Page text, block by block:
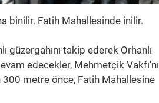
binilir. Fatih Mahallesinde inilir.
güzergahını takip ederek Orhanlı
edecekler, Mehmetçik Vakfı'nı
metre önce, Fatih Mahallesine